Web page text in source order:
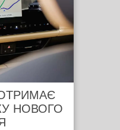
ОТРИМАЄ
НОВОГО